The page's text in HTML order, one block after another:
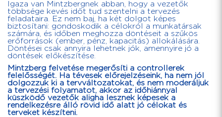
Igaza van Mintzbergnek abban, hogy a vezetők
többsége kevés időt tud szentelni a tervezés
feladataira. Ez nem baj, ha két dolgot képes
biztosítani: gondoskodik a célokról a munkatársak
számára, és időben meghozza döntéseit a szűkös
erőforrások (ember, pénz, kapacitás) allokálására.
Döntései csak annyira lehetnek jók, amennyire jó a
döntések előkészítése.
Mintzberg felvetése megerősíti a controllerek
felelősségét. Ha tévesek előrejelzéseink, ha nem jól
dolgozzuk ki a tervváltozatokat, és nem moderáljuk
a tervezési folyamatot, akkor az időhiánnyal
küszködő vezetők aligha lesznek képesek a
rendelkezésre álló rövid idő alatt jó célokat és
terveket készíteni.